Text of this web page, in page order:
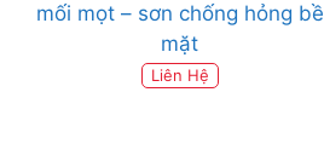
mối mọt – sơn chống hỏng bề
mặt
Liên Hệ